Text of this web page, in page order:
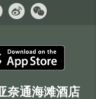
奈通海滩酒店